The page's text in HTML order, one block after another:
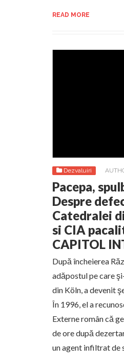
READ MORE
Dezvaluiri
Pacepa,
Despre
Catedralei
si CIA
CAPITOL
După încheierea
adăpostul pe care
din Köln, a devenit
În 1996, el a
Externe român că
de ore după
un agent infiltrat de